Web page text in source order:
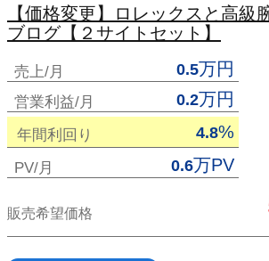
【価格変更】ロレックスと高級
ブログ【２サイトセット】
売上/月 0.5万円
営業利益/月 0.2万円
年間利回り 4.8%
PV/月 0.6万PV
販売希望価格